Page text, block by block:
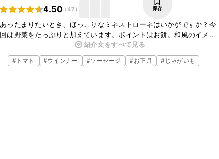
4.50 (47) 保存
あったまりたいとき、ほっこりなミネストローネはいかがですか？今
回は野菜をたっぷりと加えています。ポイントはお餅。和風のイメー
ジのお餅ですが、トマトベースにも合います！スープには、野菜の旨
味がしっかりと出ていて、美味しいです。是非、お試しください。
紹介文をすべて見る
# トマト #ウインナー #ソーセージ #お正月 #じゃがいも